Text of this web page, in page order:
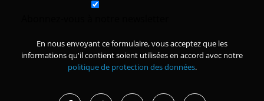
En nous envoyant ce formulaire, vous acceptez que les
informations qu'il contient soient utilisées en accord avec notre
politique de protection des données.